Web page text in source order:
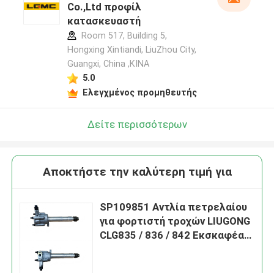
Co.,Ltd προφίλ
κατασκευαστή
Room 517, Building 5,
Hongxing Xintiandi, LiuZhou City,
Guangxi, China ,ΚΙΝΑ
5.0
Ελεγχμένος προμηθευτής
Δείτε περισσότερων
Αποκτήστε την καλύτερη τιμή για
SP109851 Αντλία πετρελαίου
για φορτιστή τροχών LIUGONG
CLG835 / 836 / 842 Εκσκαφέας